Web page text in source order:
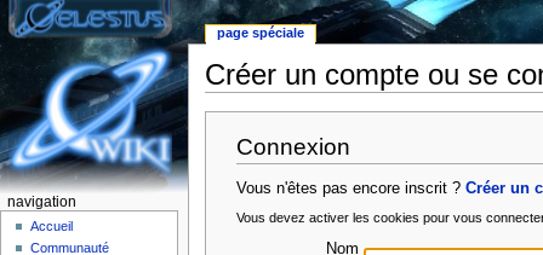
Créer un compte ou se
Connexion
Vous n'êtes pas encore inscrit ?Créer un
Vous devez activer les cookies pour vous
Nom
page spéciale
navigation
Accueil
Communauté